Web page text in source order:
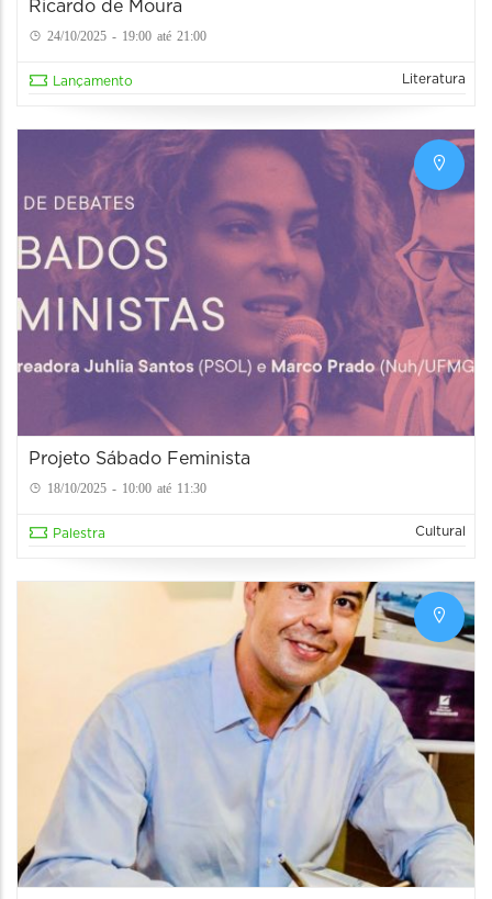
Ricardo de Moura
24/10/2025 - 19:00 até 21:00
Lançamento Literatura
Projeto Sábado Feminista
18/10/2025 - 10:00 até 11:30
Palestra Cultural